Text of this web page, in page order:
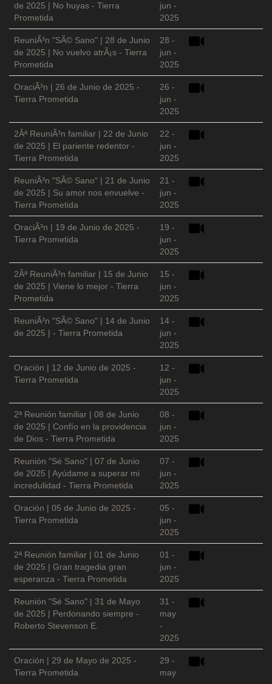
de 2025 | No huyas - Tierra
Prometida
jun -
2025
ReuniÃ³n "SÃ© Sano" | 28 de Junio
de 2025 | No vuelvo atrÃ¡s - Tierra
Prometida
28 -
jun -
2025
OraciÃ³n | 26 de Junio de 2025 -
Tierra Prometida
26 -
jun -
2025
2Âª ReuniÃ³n familiar | 22 de Junio
de 2025 | El pariente redentor -
Tierra Prometida
22 -
jun -
2025
ReuniÃ³n "SÃ© Sano" | 21 de Junio
de 2025 | Su amor nos envuelve -
Tierra Prometida
21 -
jun -
2025
OraciÃ³n | 19 de Junio de 2025 -
Tierra Prometida
19 -
jun -
2025
2Âª ReuniÃ³n familiar | 15 de Junio
de 2025 | Viene lo mejor - Tierra
Prometida
15 -
jun -
2025
ReuniÃ³n "SÃ© Sano" | 14 de Junio
de 2025 | - Tierra Prometida
14 -
jun -
2025
Oración | 12 de Junio de 2025 -
Tierra Prometida
12 -
jun -
2025
2ª Reunión familiar | 08 de Junio
de 2025 | Confío en la providencia
de Dios - Tierra Prometida
08 -
jun -
2025
Reunión "Sé Sano" | 07 de Junio
de 2025 | Ayúdame a superar mi
incredulidad - Tierra Prometida
07 -
jun -
2025
Oración | 05 de Junio de 2025 -
Tierra Prometida
05 -
jun -
2025
2ª Reunión familiar | 01 de Junio
de 2025 | Gran tragedia gran
esperanza - Tierra Prometida
01 -
jun -
2025
Reunión "Sé Sano" | 31 de Mayo
de 2025 | Perdonando siempre -
Roberto Stevenson E.
31 -
may
-
2025
Oración | 29 de Mayo de 2025 -
Tierra Prometida
29 -
may